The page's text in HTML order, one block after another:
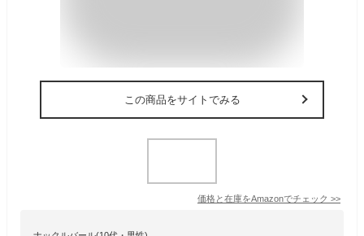
この商品をサイトでみる
価格と在庫をAmazonでチェック >>